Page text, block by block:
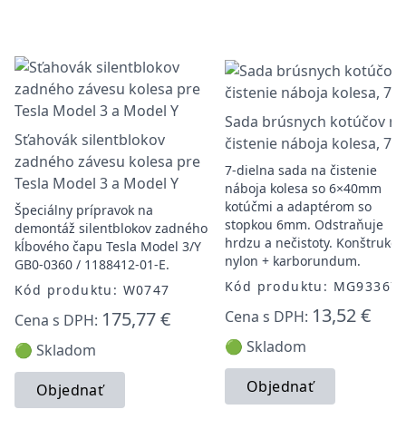
Sťahovák silentblokov
zadného závesu kolesa pre
Tesla Model 3 a Model Y
Špeciálny prípravok na
demontáž silentblokov zadného
kĺbového čapu Tesla Model 3/Y
GB0-0360 / 1188412-01-E.
Kód produktu: W0747
Cena s DPH: 175,77 €
🟢 Skladom
Objednať
Sada brúsnych kotúčov na
čistenie náboja kolesa, 7ks
7-dielna sada na čistenie
náboja kolesa so 6×40mm
kotúčmi a adaptérom so
stopkou 6mm. Odstraňuje
hrdzu a nečistoty.
nylon + karborundum.
Kód produktu: MG93367
Cena s DPH: 13,52 €
🟢 Skladom
Objednať